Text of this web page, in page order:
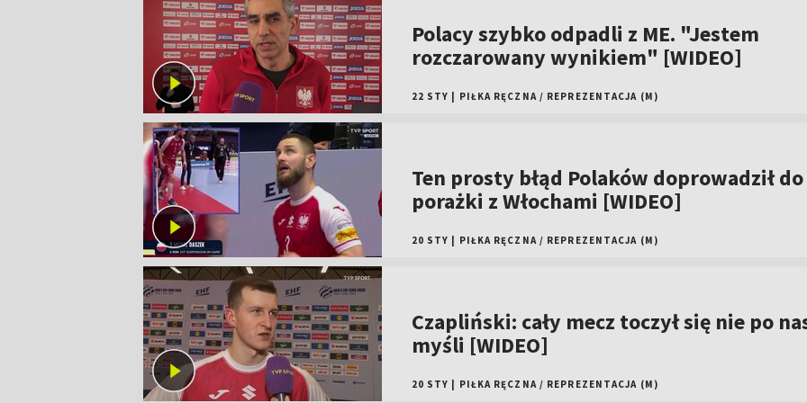
Polacy szybko odpadli z ME. "Jestem
rozczarowany wynikiem" [WIDEO]
22 STY PIŁKA RĘCZNA / REPREZENTACJA (M)
Ten prosty błąd Polaków doprowadził do
porażki z Włochami [WIDEO]
20 STY PIŁKA RĘCZNA / REPREZENTACJA (M)
Czapliński: cały mecz toczył się nie po
myśli [WIDEO]
20 STY PIŁKA RĘCZNA / REPREZENTACJA (M)